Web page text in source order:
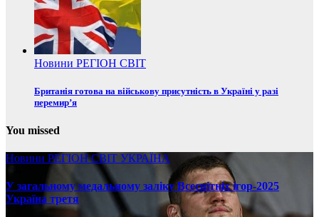
Новини РЕГІОН СВІТ
Британія готова на військову присутність в Україні у разі
перемир’я
You missed
Новини РЕГІОНСВІТ УКРАЇНА
У загальному медальному заліку Всесвітніх ігор-2025
Україна третя